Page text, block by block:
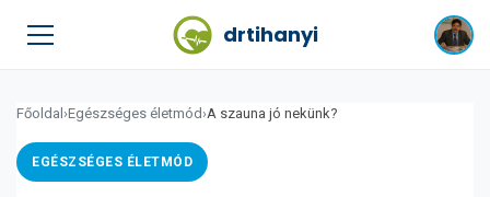
drtihanyi
Főoldal ›Egészséges életmód ›A szauna jó nekünk?
EGÉSZSÉGES ÉLETMÓD